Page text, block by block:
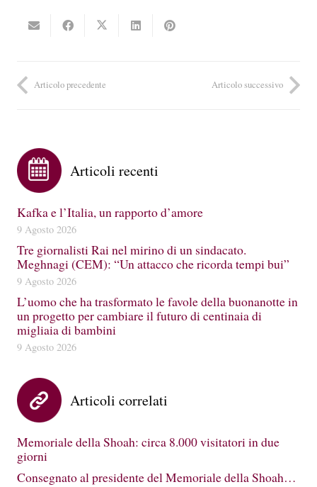
Articolo precedente Articolo successivo
Articoli recenti
Kafka e l’Italia, un rapporto d’amore
9 Agosto 2026
Tre giornalisti Rai nel mirino di un sindacato.
Meghnagi (CEM): “Un attacco che ricorda tempi bui”
9 Agosto 2026
L’uomo che ha trasformato le favole della buonanotte in
un progetto per cambiare il futuro di centinaia di
migliaia di bambini
9 Agosto 2026
Articoli correlati
Memoriale della Shoah: circa 8.000 visitatori in due
giorni
Consegnato al presidente del Memoriale della Shoah…